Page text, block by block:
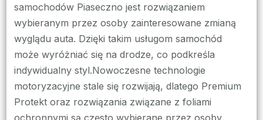
samochodów Piaseczno jest rozwiązaniem
wybieranym przez osoby zainteresowane zmianą
wyglądu auta. Dzięki takim usługom samochód
może wyróżniać się na drodze, co podkreśla
indywidualny styl.Nowoczesne technologie
motoryzacyjne stale się rozwijają, dlatego Premium
Protekt oraz rozwiązania związane z foliami
ochronnymi są często wybierane przez osoby